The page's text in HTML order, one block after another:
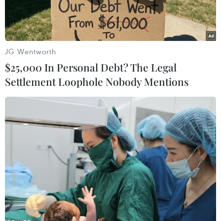
Quân nhân Ukraine nã pháo tự hành 2S7 Pion tại vùng Donetsk
về phía mặt trận Nga. (Ảnh: Reuters/TTXVN)
Ngày 6/3, Đặc phái viên Mỹ Steve Witkoff cho
biết giới chức Mỹ và Ukraine sẽ có cuộc gặp vào
tuần tới tại Saudi Arabia thảo luận về khung
JG Wentworth
$25,000 In Personal Debt? The Legal
Settlement Loophole Nobody Mentions